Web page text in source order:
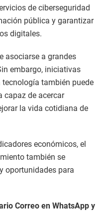
de ciberseguridad
pública y garantizar
digitales.
asociarse a grandes
embargo, iniciativas
tecnología también puede
capaz de acercar
la vida cotidiana de
económicos, el
también se
oportunidades para
Correo en WhatsApp y